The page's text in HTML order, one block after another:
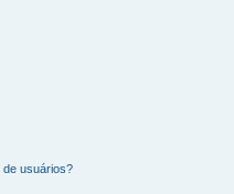
de usuários?